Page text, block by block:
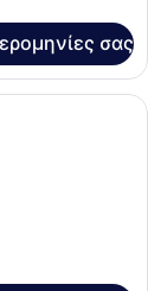
σας
Skyline View) |